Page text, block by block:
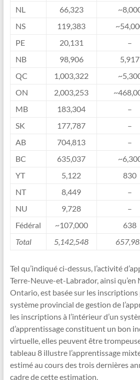
NL 66,323
NS
119,383
PE
20,131 –
NB
98,906 5,917
QC
1,003,322
ON
2,003,253
MB
183,304 –
SK
177,787 –
AB
704,813 –
BC
635,037
YT
5,122 830
NT
8,449 –
NU
9,728 –
Fédéral
~107,000 638
Total
5,142,548
Tel qu’indiqué ci-dessus, l’activité
Terre-Neuve-et-Labrador, ainsi qu’en
Ontario, est basée sur les
système provincial de gestion de
les inscriptions à l’intérieur d’un
d’apprentissage constituent un bon
virtuelle, elles peuvent être
tableau 8 illustre l’apprentissage
estimé au cours des trois dernières
cadre de cette estimation.